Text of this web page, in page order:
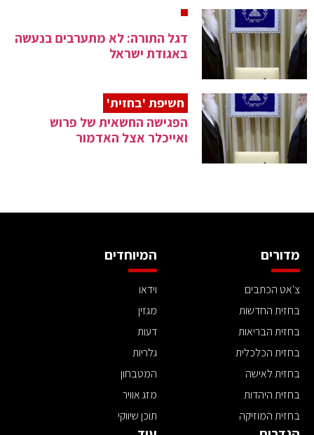
דגל התורה: לא מתערבים בנעשה
באגודת ישראל
חשיפת 'בחזית'
הפגישה החשאית של פרוש
ואייכלר אצל האדמור
מדורים
צ'אט הכתבים
בחזית החדשות
בחזית הבריאות
בחזית הכלכלית
בחזית לאישה
בחזית היהדות
בחזית המוזיקה
המיוחדים
וידאו
מגזין
דעות
גלריות
המטבחון
מזג אוויר
תוכן שיווקי